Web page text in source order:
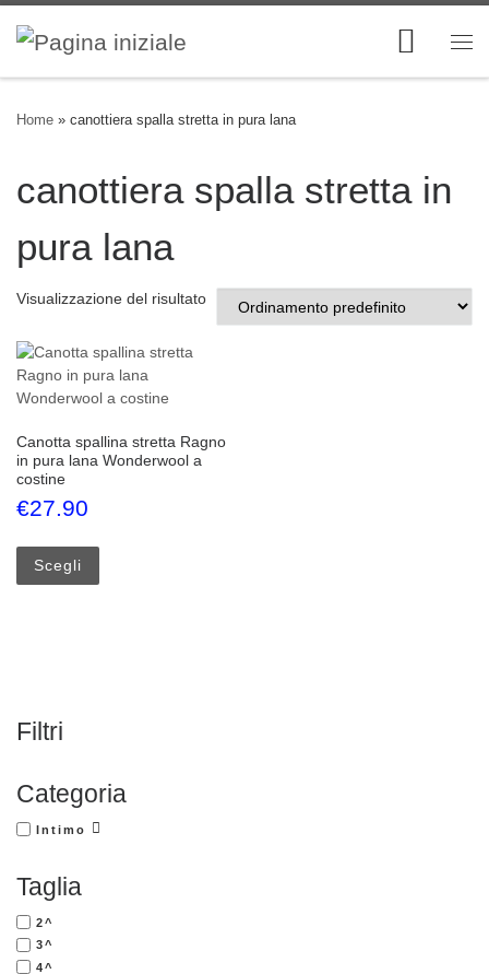
Skip to content
Home » canottiera spalla stretta in pura lana
canottiera spalla stretta in
pura lana
Visualizzazione del risultato
Canotta spallina stretta Ragno
in pura lana Wonderwool a
costine
€27.90
Scegli
Filtri
Categoria
Intimo
Taglia
2^
3^
4^